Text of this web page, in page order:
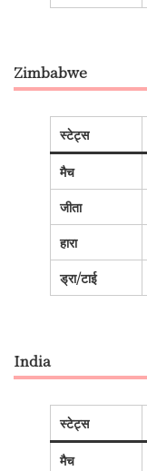
Zimbabwe
स्टेट्स
मैच
जीता
हारा
ड्रा/टाई
India
स्टेट्स
मैच